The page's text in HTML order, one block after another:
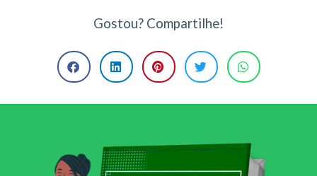
Gostou? Compartilhe!